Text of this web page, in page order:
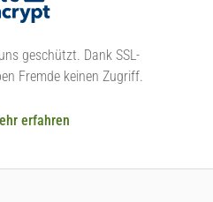
geschützt. Dank SSL-
Fremde keinen Zugriff.
erfahren